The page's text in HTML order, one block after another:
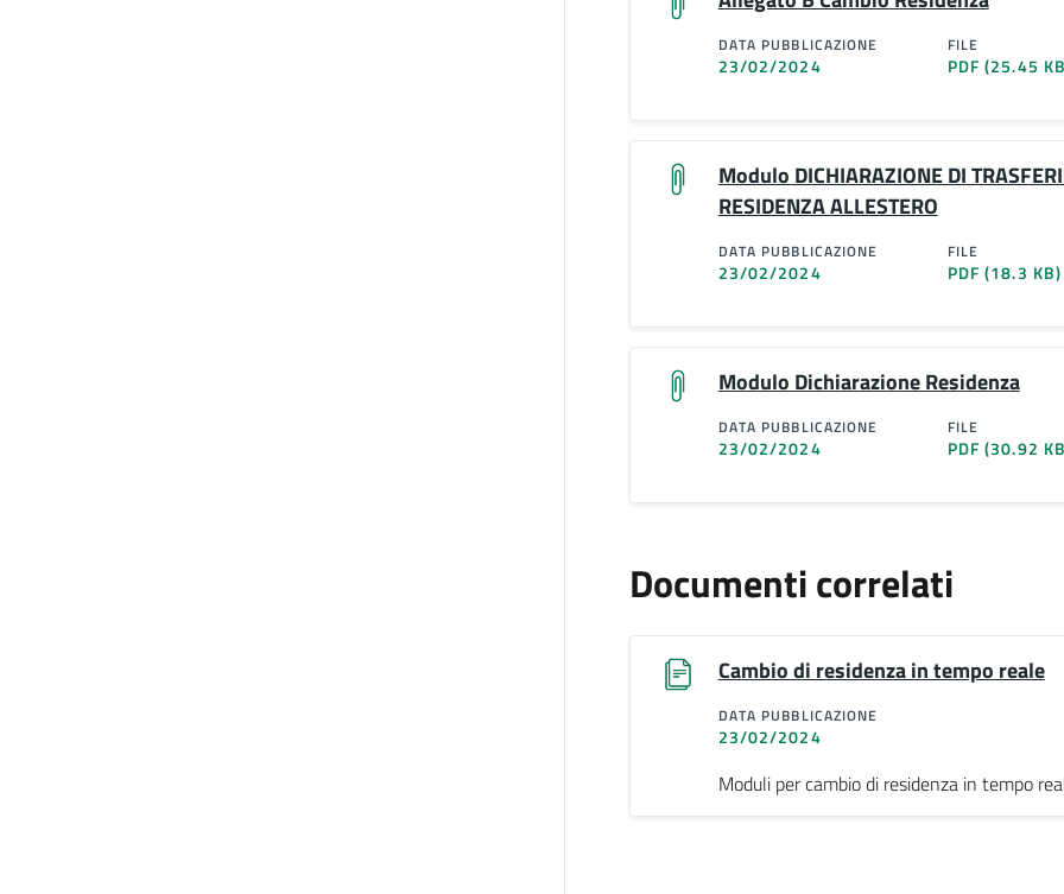
DATA PUBBLICAZIONE
23/02/2024
FILE
PDF(25.45
Modulo DICHIARAZIONE DI
RESIDENZA ALLESTERO
DATA PUBBLICAZIONE
23/02/2024
FILE
PDF(18.3 KB)
Modulo Dichiarazione Residenza
DATA PUBBLICAZIONE
23/02/2024
FILE
PDF(30.92
Documenti correlati
Cambio di residenza in tempo reale
DATA PUBBLICAZIONE
23/02/2024
Moduli per cambio di residenza in tempo